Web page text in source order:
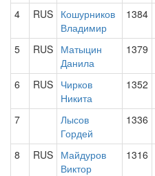
4 RUS Кошурников
Владимир
1384
5 RUS Матыцин
Данила
1379
6 RUS Чирков
Никита
1352
7
Лысов
Гордей
1336
8 RUS Майдуров
Виктор
1316